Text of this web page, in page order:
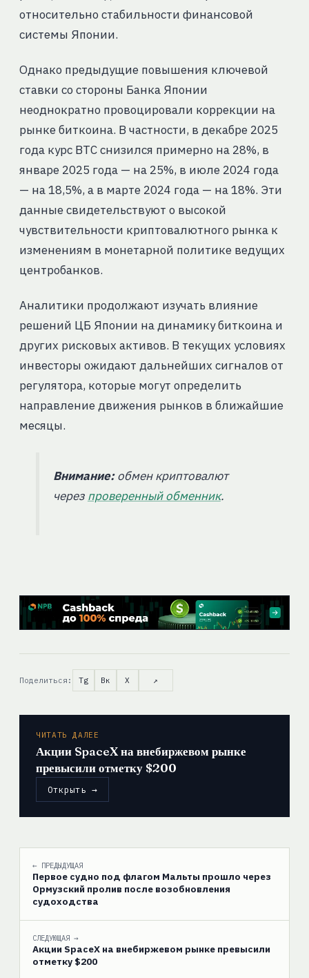
относительно стабильности финансовой
системы Японии.
Однако предыдущие повышения ключевой
ставки со стороны Банка Японии
неоднократно провоцировали коррекции на
рынке биткоина. В частности, в декабре 2025
года курс BTC снизился примерно на 28%, в
январе 2025 года — на 25%, в июле 2024 года
— на 18,5%, а в марте 2024 года — на 18%. Эти
данные свидетельствуют о высокой
чувствительности криптовалютного рынка к
изменениям в монетарной политике ведущих
центробанков.
Аналитики продолжают изучать влияние
решений ЦБ Японии на динамику биткоина и
других рисковых активов. В текущих условиях
инвесторы ожидают дальнейших сигналов от
регулятора, которые могут определить
направление движения рынков в ближайшие
месяцы.
Внимание:обмен криптовалют
через проверенный обменник.
Поделиться: Tg Вк X ↗
ЧИТАТЬ ДАЛЕЕ
Акции SpaceX на внебиржевом рынке
превысили отметку $200
Открыть →
← ПРЕДЫДУЩАЯ
Первое судно под флагом Мальты прошло через
Ормузский пролив после возобновления
судоходства
СЛЕДУЮЩАЯ →
Акции SpaceX на внебиржевом рынке превысили
отметку $200